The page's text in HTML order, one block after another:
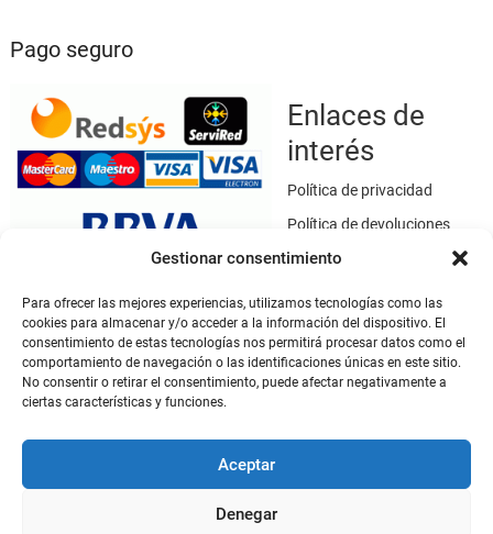
Gestionar consentimiento
Para ofrecer las mejores experiencias, utilizamos tecnologías como las
cookies para almacenar y/o acceder a la información del dispositivo. El
consentimiento de estas tecnologías nos permitirá procesar datos como el
comportamiento de navegación o las identificaciones únicas en este sitio.
No consentir o retirar el consentimiento, puede afectar negativamente a
ciertas características y funciones.
Aceptar
Denegar
Pago seguro
Enlaces de
interés
Política de privacidad
Política de devoluciones
Política de cookies
Aviso legal
Este sitio web utiliza SSL / TLS como medio de seguridad para el
cifrado de datos.
Mi cuenta
Mi cuenta